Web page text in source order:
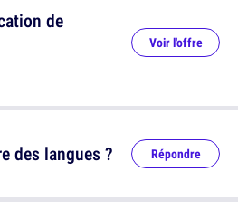
des langues ? Répondre
de
Voir l'offre